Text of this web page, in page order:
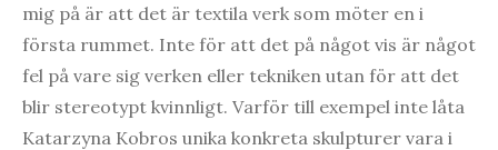
mig på är att det är textila verk som möter en i
första rummet. Inte för att det på något vis är något
fel på vare sig verken eller tekniken utan för att det
blir stereotypt kvinnligt. Varför till exempel inte låta
Katarzyna Kobros unika konkreta skulpturer vara i